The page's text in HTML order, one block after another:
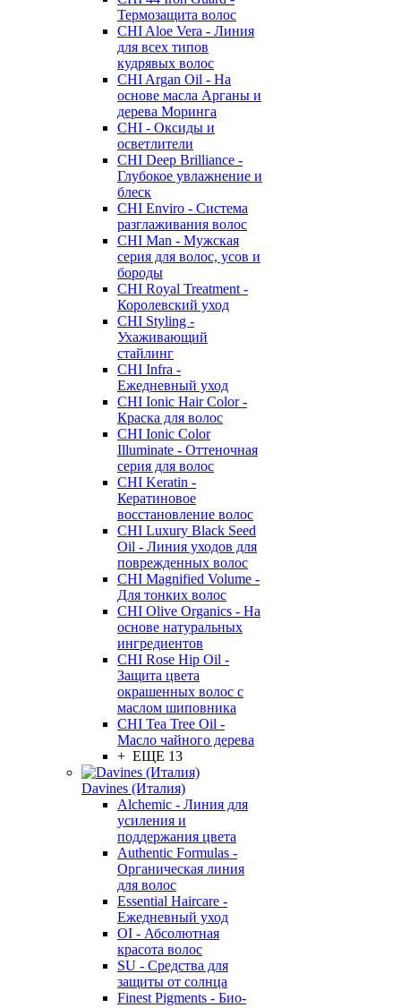
Термозащита волос
CHI Aloe Vera - Линия
для всех типов
кудрявых волос
CHI Argan Oil - На
основе масла Арганы и
дерева Моринга
CHI - Оксиды и
осветлители
CHI Deep Brilliance -
Глубокое увлажнение и
блеск
CHI Enviro - Система
разглаживания волос
CHI Man - Мужская
серия для волос, усов и
бороды
CHI Royal Treatment -
Королевский уход
CHI Styling -
Ухаживающий
стайлинг
CHI Infra -
Ежедневный уход
CHI Ionic Hair Color -
Краска для волос
CHI Ionic Color
Illuminate - Оттеночная
серия для волос
CHI Keratin -
Кератиновое
восстановление волос
CHI Luxury Black Seed
Oil - Линия уходов для
поврежденных волос
CHI Magnified Volume -
Для тонких волос
CHI Olive Organics - На
основе натуральных
ингредиентов
CHI Rose Hip Oil -
Защита цвета
окрашенных волос с
маслом шиповника
CHI Tea Tree Oil -
Масло чайного дерева
+ ЕЩЕ 13
Davines (Италия)
Alchemic - Линия для
усиления и
поддержания цвета
Authentic Formulas -
Органическая линия
для волос
Essential Haircare -
Eжедневный уход
OI - Абсолютная
красота волос
SU - Средства для
защиты от солнца
Finest Pigments - Био-